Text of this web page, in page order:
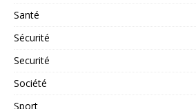
Santé
Sécurité
Securité
Société
Sport